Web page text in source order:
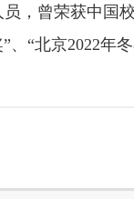
，曾荣获中国
、“北京2022年